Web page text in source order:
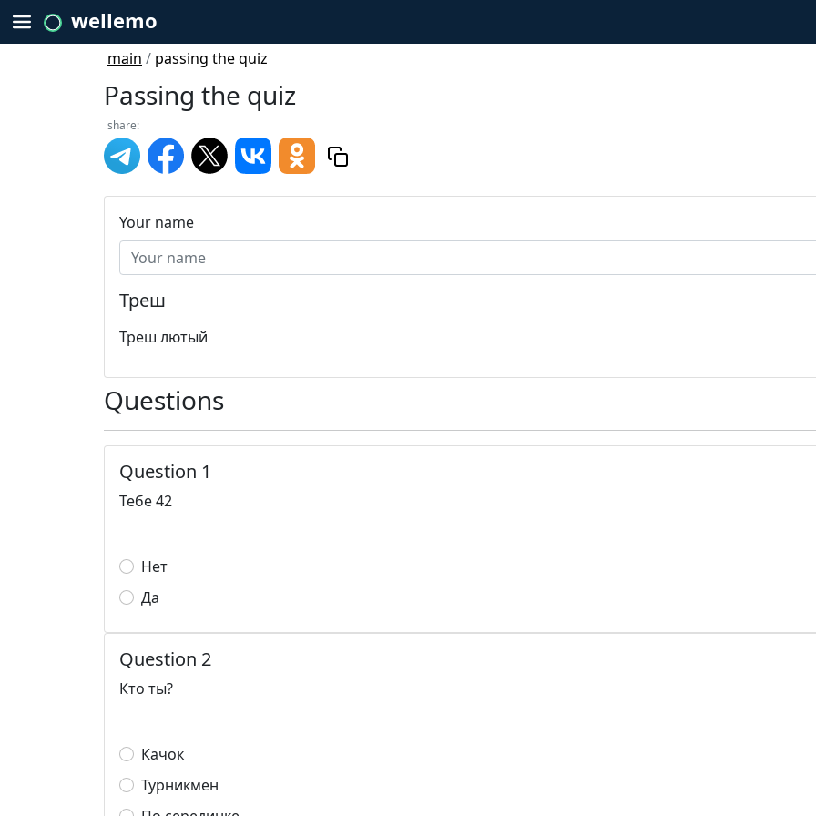
wellemo
main / passing the quiz
Passing the quiz
share:
Your name
Треш
Треш лютый
Questions
Question 1
Тебе 42
Нет
Да
Question 2
Кто ты?
Качок
Турникмен